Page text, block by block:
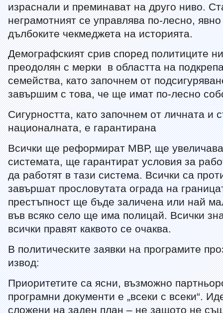
израснали и преминават на друго ниво.
неграмотният се управлява по-лесно,
дълбоките чекмеджета на историята.
Демографският срив според политиците
преодолян с мерки в областта на
семейства, като започнем от
завършим с това, че ще имат по-лесно
Сигурността, като започнем от личната и
националната, е гарантирана
Всички ще реформират МВР, ще
системата, ще гарантират условия за
да работят в тази система. Всички са
завършат прословутата ограда на
престъпност ще бъде заличена или най
във всяко село ще има полицай. Всички
всички правят каквото се очаква.
В политическите заявки на програмите
извод:
Приоритетите са ясни, възможно
програмни документи е „всеки с всеки“.
сложени на заден план – не защото не